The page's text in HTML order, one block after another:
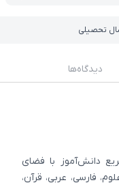
تحصیلی
دیدگاه‌ها
دانش‌آموز با فضای
فارسی، عربی، قرآن،